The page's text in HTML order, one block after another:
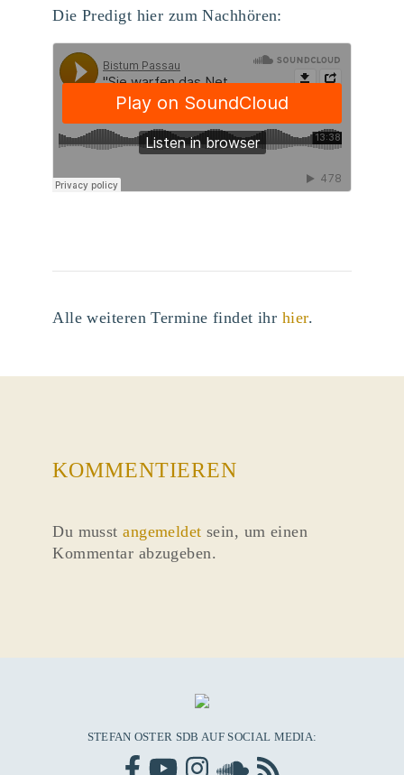
Die Predigt hier zum Nachhören:
Alle weiteren Termine findet ihr hier.
KOMMENTIEREN
Du musstangemeldet sein, um einen
Kommentar abzugeben.
STEFAN OSTER SDB AUF SOCIAL MEDIA: